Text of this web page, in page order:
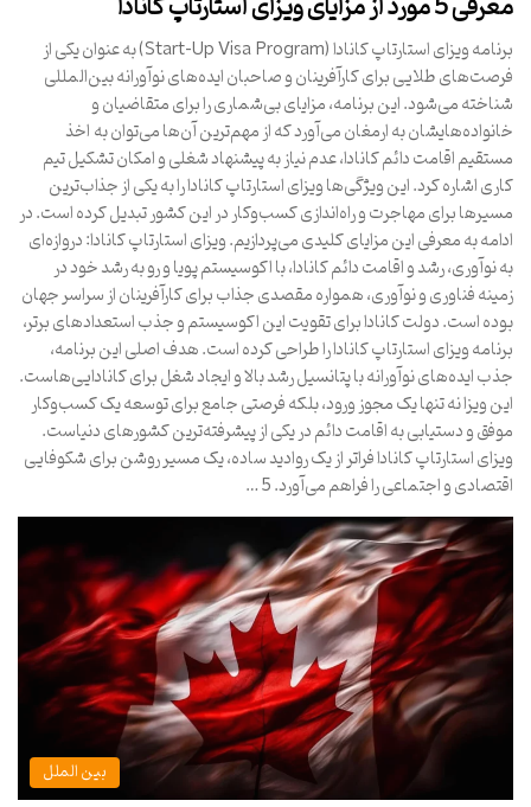
برنامه ویزای استارتاپ کانادا (Start-Up Visa Program) به عنوان یکی از
فرصت‌های طلایی برای کارآفرینان و صاحبان ایده‌های نوآورانه بین‌المللی
شناخته می‌شود. این برنامه، مزایای بی‌شماری را برای متقاضیان و
خانواده‌هایشان به ارمغان می‌آورد که از مهم‌ترین آن‌ها می‌توان به اخذ
مستقیم اقامت دائم کانادا، عدم نیاز به پیشنهاد شغلی و امکان تشکیل تیم
کاری اشاره کرد. این ویژگی‌ها ویزای استارتاپ کانادا را به یکی از جذاب‌ترین
مسیرها برای مهاجرت و راه‌اندازی کسب‌وکار در این کشور تبدیل کرده است. در
ادامه به معرفی این مزایای کلیدی می‌پردازیم. ویزای استارتاپ کانادا: دروازه‌ای
به نوآوری، رشد و اقامت دائم کانادا، با اکوسیستم پویا و رو به رشد خود در
زمینه فناوری و نوآوری، همواره مقصدی جذاب برای کارآفرینان از سراسر جهان
بوده است. دولت کانادا برای تقویت این اکوسیستم و جذب استعدادهای برتر،
برنامه ویزای استارتاپ کانادا را طراحی کرده است. هدف اصلی این برنامه،
جذب ایده‌های نوآورانه با پتانسیل رشد بالا و ایجاد شغل برای کانادایی‌هاست.
این ویزا نه تنها یک مجوز ورود، بلکه فرصتی جامع برای توسعه یک کسب‌وکار
موفق و دستیابی به اقامت دائم در یکی از پیشرفته‌ترین کشورهای دنیاست.
ویزای استارتاپ کانادا فراتر از یک روادید ساده، یک مسیر روشن برای شکوفایی
اقتصادی و اجتماعی را فراهم می‌آورد. 5 …
بین الملل